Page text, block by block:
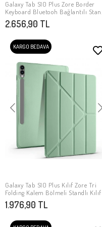
SEPETE EKLE
Galaxy Tab S10 Plus Zore Border
Keyboard Bluetooh Bağlantılı
Klavyeli Tablet Kılıfı
2.656,90 TL
KARGO BEDAVA
SEPETE EKLE
Galaxy Tab S10 Plus Kılıf Zore Tri
Folding Kalem Bölmeli Standlı Kılıf
1.976,90 TL